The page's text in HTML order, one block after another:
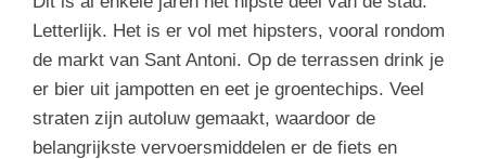
Letterlijk. Het is er vol met hipsters, vooral rondom
de markt van Sant Antoni. Op de terrassen drink je
er bier uit jampotten en eet je groentechips. Veel
straten zijn autoluw gemaakt, waardoor de
belangrijkste vervoersmiddelen er de fiets en